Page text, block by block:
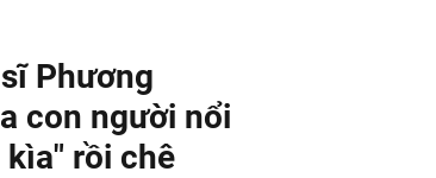
Phương
con người nổi
rồi chê